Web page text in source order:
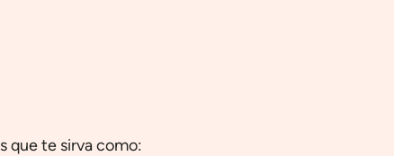
que te sirva como: